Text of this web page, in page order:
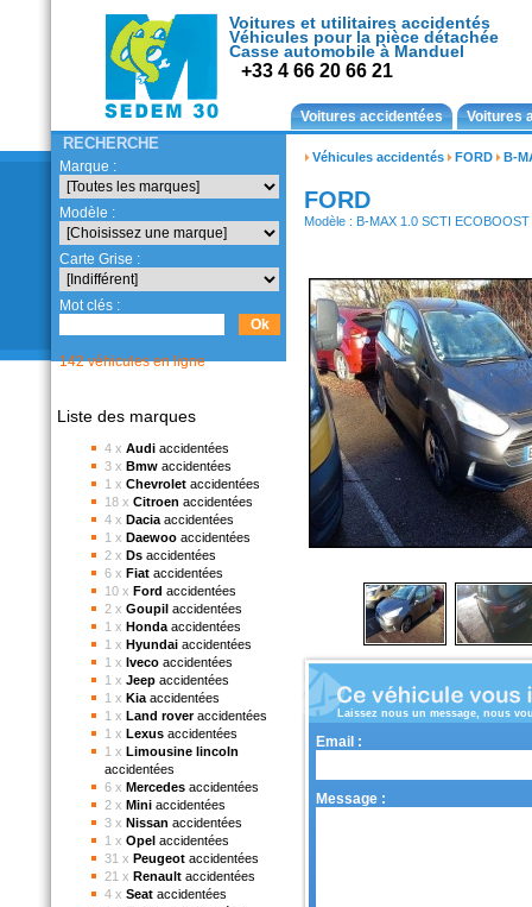
Voitures et utilitaires accidentés
Véhicules pour la pièce détachée
Casse automobile à Manduel
+33 4 66 20 66 21
Voitures accidentées Voitures
RECHERCHE
Marque :
Modèle :
Carte Grise :
Mot clés :
142 véhicules en ligne
Liste des marques
4 x Audi accidentées
3 x Bmw accidentées
1 x Chevrolet accidentées
18 x Citroen accidentées
4 x Dacia accidentées
1 x Daewoo accidentées
2 x Ds accidentées
6 x Fiat accidentées
10 x Ford accidentées
2 x Goupil accidentées
1 x Honda accidentées
1 x Hyundai accidentées
1 x Iveco accidentées
1 x Jeep accidentées
1 x Kia accidentées
1 x Land roveraccidentées
1 x Lexus accidentées
1 x Limousine lincoln
accidentées
6 x Mercedes accidentées
2 x Mini accidentées
3 x Nissan accidentées
1 x Opel accidentées
31 x Peugeot accidentées
21 x Renault accidentées
4 x Seat accidentées
Véhicules accidentés FORD B-
FORD
Modèle : B-MAX 1.0 SCTI ECOBOOST
Laissez nous un message, nous
Email :
Message :